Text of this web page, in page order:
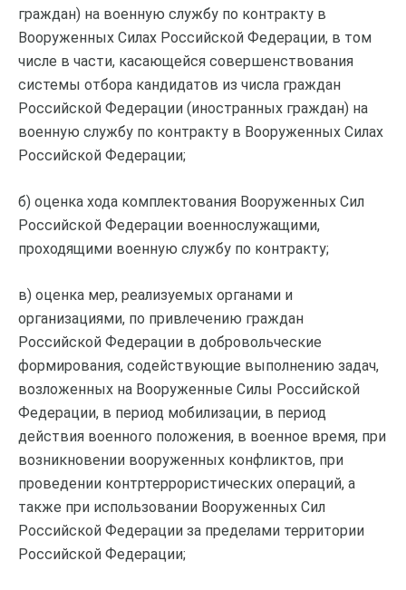
граждан) на военную службу по контракту в
Вооруженных Силах Российской Федерации, в том
числе в части, касающейся совершенствования
системы отбора кандидатов из числа граждан
Российской Федерации (иностранных граждан) на
военную службу по контракту в Вооруженных Силах
Российской Федерации;
б) оценка хода комплектования Вооруженных Сил
Российской Федерации военнослужащими,
проходящими военную службу по контракту;
в) оценка мер, реализуемых органами и
организациями, по привлечению граждан
Российской Федерации в добровольческие
формирования, содействующие выполнению задач,
возложенных на Вооруженные Силы Российской
Федерации, в период мобилизации, в период
действия военного положения, в военное время, при
возникновении вооруженных конфликтов, при
проведении контртеррористических операций, а
также при использовании Вооруженных Сил
Российской Федерации за пределами территории
Российской Федерации;